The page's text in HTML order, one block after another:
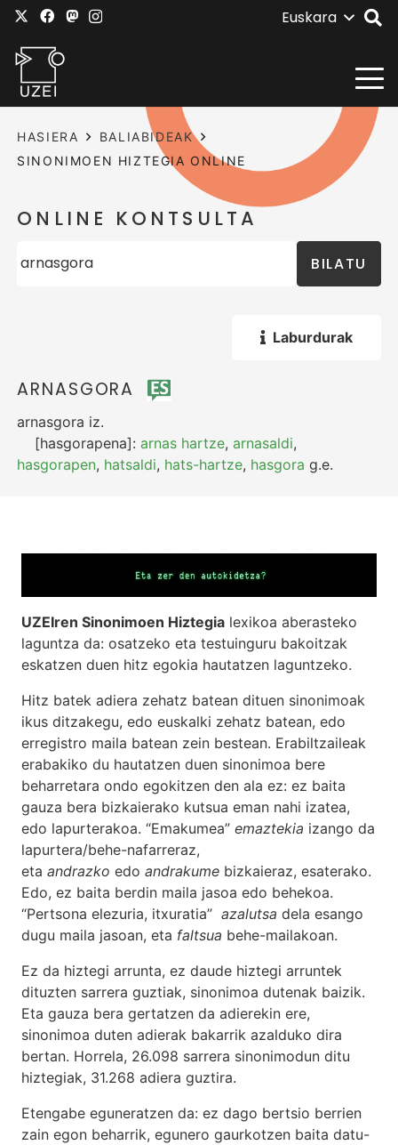
Euskara
HASIERA
BALIABIDEAK
SINONIMOEN HIZTEGIA ONLINE
ONLINE KONTSULTA
BILATU
Laburdurak
ARNASGORA
arnasgora iz.
[hasgorapena]:arnas hartze,arnasaldi,
hasgorapen, hatsaldi, hats-hartze, hasgora g.e.
UZEIren Sinonimoen Hiztegia lexikoa aberasteko
laguntza da: osatzeko eta testuinguru bakoitzak
eskatzen duen hitz egokia hautatzen laguntzeko.
Hitz batek adiera zehatz batean dituen sinonimoak
ikus ditzakegu, edo euskalki zehatz batean, edo
erregistro maila batean zein bestean. Erabiltzaileak
erabakiko du hautatzen duen sinonimoa bere
beharretara ondo egokitzen den ala ez: ez baita
gauza bera bizkaierako kutsua eman nahi izatea,
edo lapurterakoa. “Emakumea” emaztekia izango da
lapurtera/behe-nafarreraz,
eta andrazko edo andrakume bizkaieraz, esaterako.
Edo, ez baita berdin maila jasoa edo behekoa.
“Pertsona elezuria, itxuratia” azalutsa dela esango
dugu maila jasoan, eta faltsua behe-mailakoan.
Ez da hiztegi arrunta, ez daude hiztegi arruntek
dituzten sarrera guztiak, sinonimoa dutenak baizik.
Eta gauza bera gertatzen da adierekin ere,
sinonimoa duten adierak bakarrik azalduko dira
bertan. Horrela, 26.098 sarrera sinonimodun ditu
hiztegiak, 31.268 adiera guztira.
Etengabe eguneratzen da: ez dago bertsio berrien
zain egon beharrik, egunero gaurkotzen baita datu-